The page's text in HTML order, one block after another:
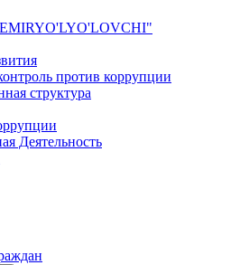
против коррупции
структура
Деятельность